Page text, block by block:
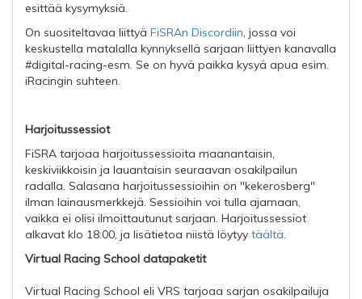
esittää kysymyksiä.
On suositeltavaa liittyä FiSRAn Discordiin, jossa voi
keskustella matalalla kynnyksellä sarjaan liittyen kanavalla
#digital-racing-esm. Se on hyvä paikka kysyä apua esim.
iRacingin suhteen.
Harjoitussessiot
FiSRA tarjoaa harjoitussessioita maanantaisin,
keskiviikkoisin ja lauantaisin seuraavan osakilpailun
radalla. Salasana harjoitussessioihin on "kekerosberg"
ilman lainausmerkkejä. Sessioihin voi tulla ajamaan,
vaikka ei olisi ilmoittautunut sarjaan. Harjoitussessiot
alkavat klo 18:00, ja lisätietoa niistä löytyy täältä.
Virtual Racing School datapaketit
Virtual Racing School eli VRS tarjoaa sarjan osakilpailuja